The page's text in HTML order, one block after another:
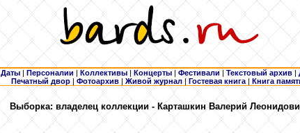
Даты | Персоналии | Коллективы | Концерты | Фестивали | Текстовый архив |
Печатный двор | Фотоархив | Живой журнал |Гостевая книга | Книга
Выборка: владелец коллекции - Карташкин Валерий